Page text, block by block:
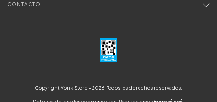
CONTACTO
Copyright Vonk Store - 2026. Todos los derechos reservados.